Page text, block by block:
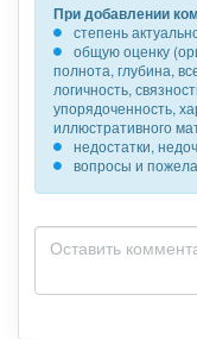
При добавлении
степень
общую оценку
полнота, глубина,
логичность,
упорядоченность,
иллюстративного
недостатки,
вопросы и